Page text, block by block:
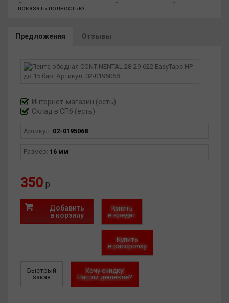
Она подходит для узких шоссейных и гоночных ободов
Это важный элемент для безопасной эксплуатации
высокоскоростных колес.
показать полностью
Предложения Отзывы
Интернет-магазин (есть)
Склад в СПб (есть)
Артикул: 02-0195068
Размер: 16 мм
350 р.
Добавить
в корзину
Купить
в кредит
Купить
в рассрочку
Быстрый
заказ
Хочу скидку!
Нашли дешевле?